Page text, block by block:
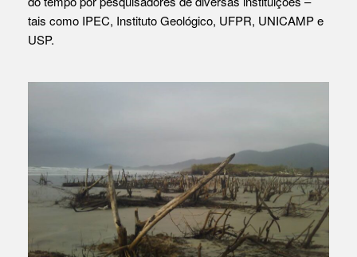
tais como IPEC, Instituto Geológico, UFPR, UNICAMP e
USP.